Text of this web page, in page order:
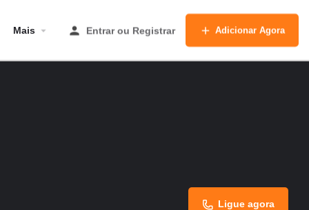
Mais Entrar ou Registrar Adicionar Agora
Ligue agora